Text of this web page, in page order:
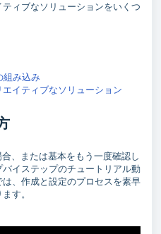
ィブなソリューションをいくつ
組み込み
イティブなソリューション
、または基本をもう一度確認し
イステップのチュートリアル動
、作成と設定のプロセスを素早
す。